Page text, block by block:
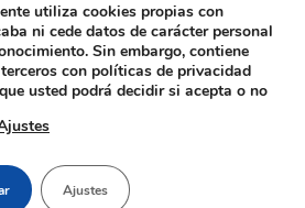
utiliza cookies propias con
ni cede datos de carácter personal
Sin embargo, contiene
con políticas de privacidad
usted podrá decidir si acepta o no
Ajustes